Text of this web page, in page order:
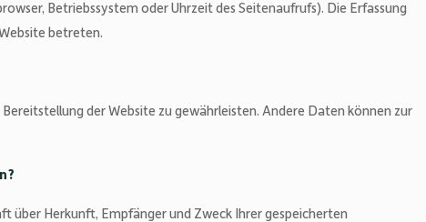
Betriebssystem oder Uhrzeit des Seitenaufrufs). Die Erfassung
betreten.
der Website zu gewährleisten. Andere Daten können zur
über Herkunft, Empfänger und Zweck Ihrer gespeicherten